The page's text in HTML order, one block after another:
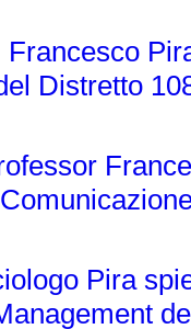
Francesco
Distretto
Pira